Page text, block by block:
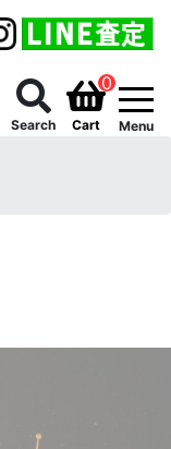
Search
0
Cart Menu